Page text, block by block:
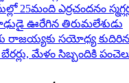
25మంది ఎర్రచందనం
ఊరేగిన తిరుమలేశుడు
రాజయ్యకు సయోధ్య
మేళం సిబ్బందికి